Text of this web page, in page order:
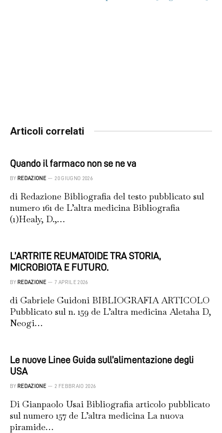
Articoli correlati
Quando il farmaco non se ne va
BY REDAZIONE 20 GIUGNO 2026
di Redazione Bibliografia del testo pubblicato sul
numero 161 de L’altra medicina Bibliografia
(1)Healy, D.,…
L’ARTRITE REUMATOIDE TRA STORIA,
MICROBIOTA E FUTURO.
BY REDAZIONE 7 APRILE 2026
di Gabriele Guidoni BIBLIOGRAFIA ARTICOLO
Pubblicato sul n. 159 de L’altra medicina Aletaha D,
Neogi…
Le nuove Linee Guida sull’alimentazione degli
USA
BY REDAZIONE 2 FEBBRAIO 2026
Di Gianpaolo Usai Bibliografia articolo pubblicato
sul numero 157 de L’altra medicina La nuova
piramide…